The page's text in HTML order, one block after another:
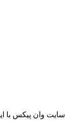
سایت وان پیکس با